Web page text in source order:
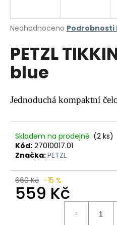
Průměrné
produktu
je
0,0
hvězdiček.
Neohodnoceno
PETZL
blue
Jednoduchá kompaktní
Skladem na prodejně (2 ks)
Kód: 27010017.01
Značka:PETZL
660 Kč –15 %
559 Kč
j
t
?
D
o
p
o